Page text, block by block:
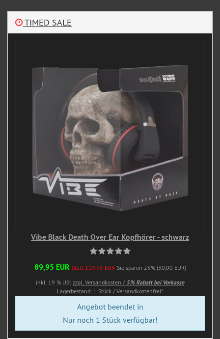
TIMED SALE
Vibe Black Death Over Ear Kopfhörer - schwarz
89,95 EUR Statt 119,95 EUR Sie sparen 25% (30,00 EUR)
inkl. 19 % USt zzgl. Versandkosten / 5% Rabatt bei Vorkasse
Lagerbestand: 1 Stück / Versandkostenfrei*
Angebot beendet in
Nur noch 1 Stück verfügbar!